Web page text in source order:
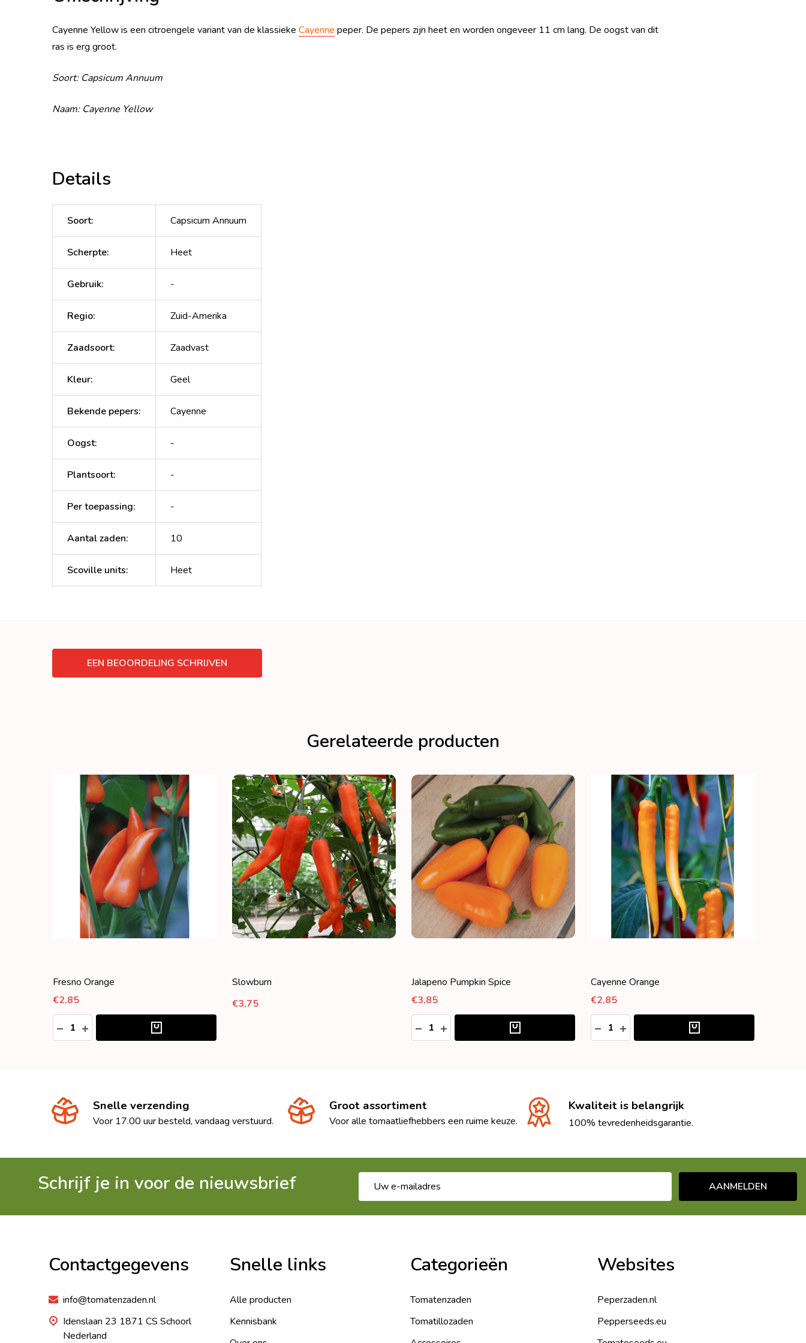
Cayenne Yellow is een citroengele variant van de klassieke Cayenne peper. De pepers zijn heet en worden ongeveer 11 cm lang. De oogst van dit
ras is erg groot.
Soort: Capsicum Annuum
Naam: Cayenne Yellow
Details
Soort: Capsicum Annuum
Scherpte: Heet
Gebruik: -
Regio: Zuid-Amerika
Zaadsoort: Zaadvast
Kleur: Geel
Bekende pepers: Cayenne
Oogst: -
Plantsoort: -
Per toepassing: -
Aantal zaden: 10
Scoville units: Heet
EEN BEOORDELING SCHRIJVEN
Gerelateerde producten
Fresno Orange
€2,85
Aantal:
HOEVEELHEID VERLAGEN VAN UNDEFINED
HOEVEELHEID VERHOGEN VAN UNDEFINED
Slowburn
€3,75
Jalapeno Pumpkin Spice
€3,85
Aantal:
HOEVEELHEID VERLAGEN VAN UNDEFINED
HOEVEELHEID VERHOGEN VAN UNDEFINED
Cayenne Orange
€2,85
Aantal:
HOEVEELHEID VERLAGEN VAN UNDEFINED
HOEVEELHEID VERHOGEN VAN
Snelle verzending
Voor 17.00 uur besteld, vandaag verstuurd.
Groot assortiment
Voor alle tomaatliefhebbers een ruime keuze.
Kwaliteit is belangrijk
100% tevredenheidsgarantie.
Schrijf je in voor de nieuwsbrief
mailadres
AANMELDEN
Contactgegevens
info@tomatenzaden.nl
Idenslaan 23 1871 CS Schoorl
Nederland
Snelle links
Alle producten
Kennisbank
Categorieën
Tomatenzaden
Tomatillozaden
Websites
Peperzaden.nl
Pepperseeds.eu